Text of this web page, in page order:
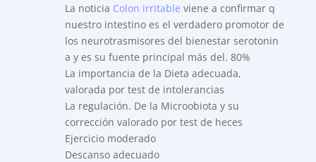
La noticia Colon irritable viene a confirmar q
nuestro intestino es el verdadero promotor de
los neurotrasmisores del bienestar serotonin
a y es su fuente principal más del. 80%
La importancia de la Dieta adecuada,
valorada por test de intolerancias
La regulación. De la Microobiota y su
corrección valorado por test de heces
Ejercicio moderado
Descanso adecuado